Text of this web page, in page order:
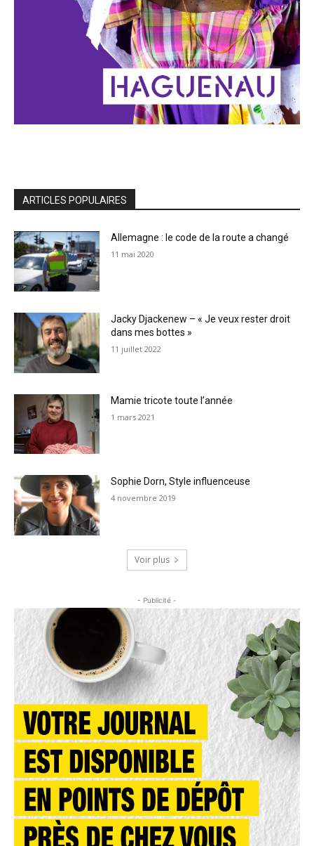
ARTICLES POPULAIRES
Allemagne : le code de la route a changé
11 mai 2020
Jacky Djackenew – « Je veux rester droit
dans mes bottes »
11 juillet 2022
Mamie tricote toute l’année
1 mars 2021
Sophie Dorn, Style influenceuse
4 novembre 2019
Voir plus
- Publicité -